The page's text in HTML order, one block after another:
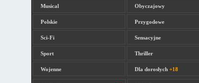
Musical Obyczajowy
Polskie Przygodowe
Sci-Fi Sensacyjne
Sport Thriller
Wojenne Dla dorosłych +18